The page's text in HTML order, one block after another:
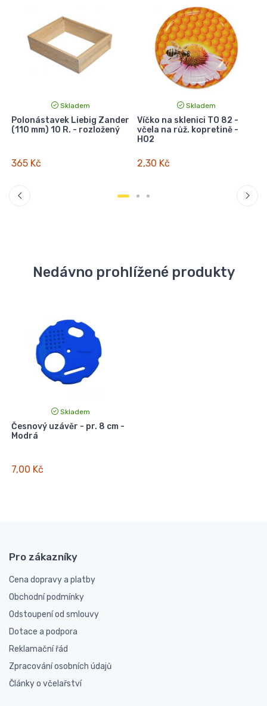
Skladem
Polonástavek Liebig Zander
(110 mm) 10 R. - rozložený
365 Kč
Skladem
Víčko na sklenici TO 82 -
včela na růž. kopretině -
HO2
2,30 Kč
Nedávno prohlížené produkty
Skladem
Česnový uzávěr - pr. 8 cm -
Modrá
7,00 Kč
Pro zákazníky
Cena dopravy a platby
Obchodní podmínky
Odstoupení od smlouvy
Dotace a podpora
Reklamační řád
Zpracování osobních údajů
Články o včelařství